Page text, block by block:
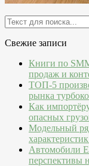
Свежие записи
Книги по
продаж и
ТОП-5
рынка
Как
опасных
Модельный
Автомобили
перспективы